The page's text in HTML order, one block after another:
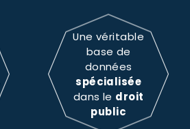
Une véritable
base de
données
spécialisée
dans le droit
public